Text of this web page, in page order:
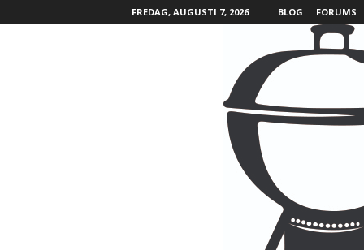
FREDAG, AUGUSTI 7, 2026 BLOG FORUMS